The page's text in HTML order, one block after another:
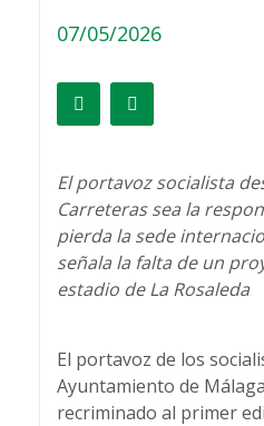
07/05/2026
El portavoz socialista
Carreteras sea la
pierda la sede
señala la falta de un
estadio de La Rosaleda
El portavoz de los
Ayuntamiento de
recriminado al primer